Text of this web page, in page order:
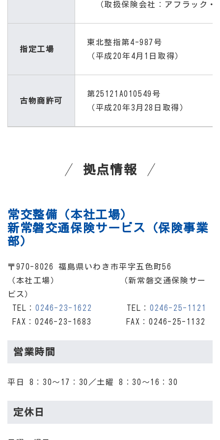
（取扱保険会社：アフラック・
指定工場
東北整指第4-987号
（平成20年4月1日取得）
古物商許可
第25121A010549号
（平成20年3月28日取得）
拠点情報
常交整備（本社工場）
新常磐交通保険サービス（保険事業
部）
〒970-8026 福島県いわき市平字五色町56
（本社工場） （新常磐交通保険サー
ビス）
TEL： 0246-23-1622 TEL：0246-25-1121
FAX：0246-23-1683 FAX：0246-25-1132
営業時間
平日 8：30～17：30／土曜 8：30～16：30
定休日